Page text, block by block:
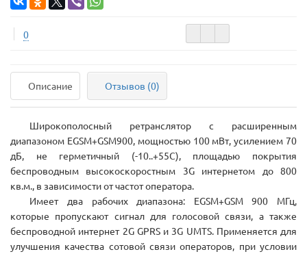
0
Описание Отзывов (0)
Широкополосный ретранслятор с расширенным
диапазоном EGSM+GSM900, мощностью 100 мВт, усилением 70
дБ, не герметичный (-10..+55С), площадью покрытия
беспроводным высокоскоростным 3G интернетом до 800
кв.м., в зависимости от частот оператора.
Имеет два рабочих диапазона: EGSM+GSM 900 МГц,
которые пропускают сигнал для голосовой связи, а также
беспроводной интернет 2G GPRS и 3G UMTS. Применяется для
улучшения качества сотовой связи операторов, при условии